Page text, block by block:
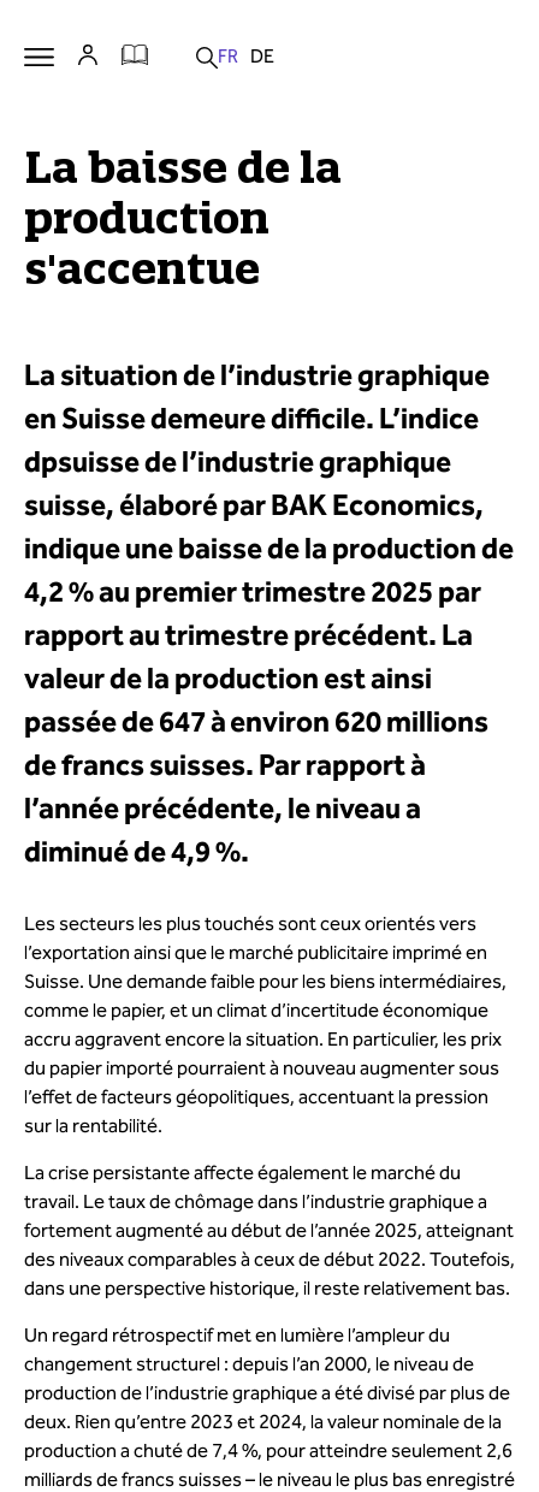
La baisse de la
production
s'accentue
La situation de l’industrie graphique
en Suisse demeure difficile. L’indice
dpsuisse de l’industrie graphique
suisse, élaboré par BAK Economics,
indique une baisse de la production de
4,2 % au premier trimestre 2025 par
rapport au trimestre précédent. La
valeur de la production est ainsi
passée de 647 à environ 620 millions
de francs suisses. Par rapport à
l’année précédente, le niveau a
diminué de 4,9 %.
Les secteurs les plus touchés sont ceux orientés vers
l’exportation ainsi que le marché publicitaire imprimé en
Suisse. Une demande faible pour les biens intermédiaires,
comme le papier, et un climat d’incertitude économique
accru aggravent encore la situation. En particulier, les prix
du papier importé pourraient à nouveau augmenter sous
l’effet de facteurs géopolitiques, accentuant la pression
sur la rentabilité.
La crise persistante affecte également le marché du
travail. Le taux de chômage dans l’industrie graphique a
fortement augmenté au début de l’année 2025, atteignant
des niveaux comparables à ceux de début 2022. Toutefois,
dans une perspective historique, il reste relativement bas.
Un regard rétrospectif met en lumière l’ampleur du
changement structurel : depuis l’an 2000, le niveau de
production de l’industrie graphique a été divisé par plus de
deux. Rien qu’entre 2023 et 2024, la valeur nominale de la
production a chuté de 7,4 %, pour atteindre seulement 2,6
milliards de francs suisses – le niveau le plus bas enregistré